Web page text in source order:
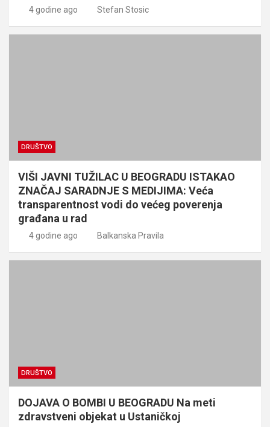
4 godine ago Stefan Stosic
DRUŠTVO
VIŠI JAVNI TUŽILAC U BEOGRADU ISTAKAO
ZNAČAJ SARADNJE S MEDIJIMA: Veća
transparentnost vodi do većeg poverenja
građana u rad
4 godine ago Balkanska Pravila
DRUŠTVO
DOJAVA O BOMBI U BEOGRADU Na meti
zdravstveni objekat u Ustaničkoj